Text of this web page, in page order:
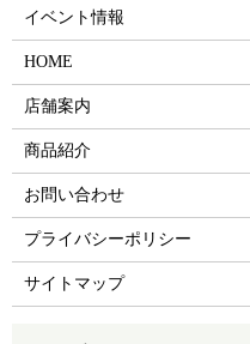
イベント情報
HOME
店舗案内
商品紹介
お問い合わせ
プライバシーポリシー
サイトマップ